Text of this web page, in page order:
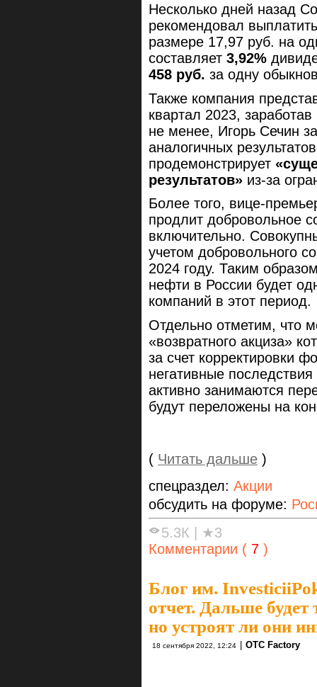
Несколько дней назад
рекомендовал
размере 17,97 руб. на
составляет 3,92%
458 руб. за одну
Также компания
квартал 2023,
не менее, Игорь Сечин
аналогичных
продемонстрирует
результатов» из-за
Более того, вице-
продлит добровольное
включительно.
учетом добровольного
2024 году. Таким
нефти в России будет
компаний в этот период.
Отдельно отметим, что
«возвратного акциза»
за счет корректировки
негативные
активно занимаются
будут переложены на
( Читать дальше )
спецраздел: Акции
обсудить на форуме:
5.3К | ★3
Комментарии ( 7 )
Блог им.
отчет. Дальше
но устроят ли они
18 сентября 2022, 12:24 | OTC Factory